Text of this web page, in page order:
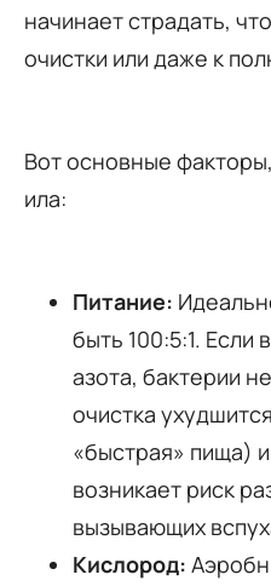
начинает страдать,
очистки или даже к
Вот основные
ила:
Питание:
быть 100:5:1. Если
азота, бактерии
очистка
«быстрая» пища)
возникает риск
вызывающих
Кислород: